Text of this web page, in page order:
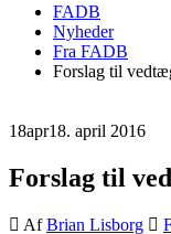
FADB
Nyheder
Fra FADB
Forslag til
18apr18. april 2016
Forslag til
Af Brian Lisborg